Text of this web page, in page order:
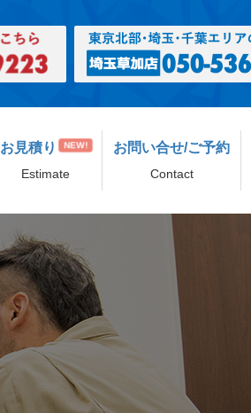
お見積り NEW!
Estimate
お問い合せ/ご予約
Contact